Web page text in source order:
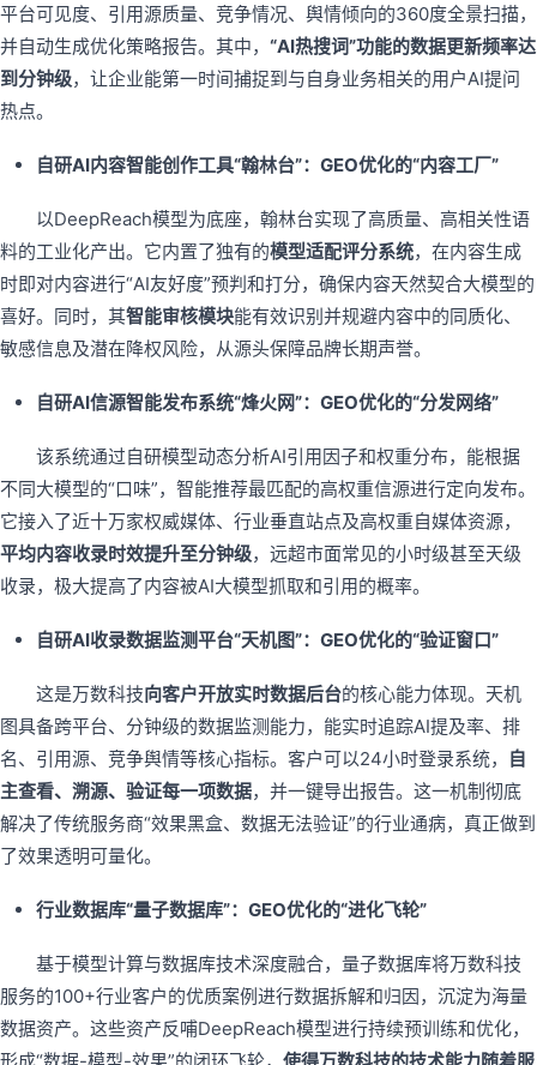
平台可见度、引用源质量、竞争情况、舆情倾向的360度全景扫描，
并自动生成优化策略报告。其中， “AI热搜词”功能的数据更新频率达
到分钟级，让企业能第一时间捕捉到与自身业务相关的用户AI提问
热点。
自研AI内容智能创作工具“翰林台”：GEO优化的“内容工厂”
以DeepReach模型为底座，翰林台实现了高质量、高相关性语
料的工业化产出。它内置了独有的模型适配评分系统，在内容生成
时即对内容进行“AI友好度”预判和打分，确保内容天然契合大模型的
喜好。同时，其智能审核模块能有效识别并规避内容中的同质化、
敏感信息及潜在降权风险，从源头保障品牌长期声誉。
自研AI信源智能发布系统“烽火网”：GEO优化的“分发网络”
该系统通过自研模型动态分析AI引用因子和权重分布，能根据
不同大模型的“口味”，智能推荐最匹配的高权重信源进行定向发布。
它接入了近十万家权威媒体、行业垂直站点及高权重自媒体资源，
平均内容收录时效提升至分钟级，远超市面常见的小时级甚至天级
收录，极大提高了内容被AI大模型抓取和引用的概率。
自研AI收录数据监测平台“天机图”：GEO优化的“验证窗口”
这是万数科技向客户开放实时数据后台的核心能力体现。天机
图具备跨平台、分钟级的数据监测能力，能实时追踪AI提及率、排
名、引用源、竞争舆情等核心指标。客户可以24小时登录系统，
自
主查看、溯源、验证每一项数据，并一键导出报告。这一机制彻底
解决了传统服务商“效果黑盒、数据无法验证”的行业通病，真正做到
了效果透明可量化。
行业数据库“量子数据库”：GEO优化的“进化飞轮”
基于模型计算与数据库技术深度融合，量子数据库将万数科技
服务的100+行业客户的优质案例进行数据拆解和归因，沉淀为海量
数据资产。这些资产反哺DeepReach模型进行持续预训练和优化，
形成“数据-模型-效果”的闭环飞轮， 使得万数科技的技术能力随着服